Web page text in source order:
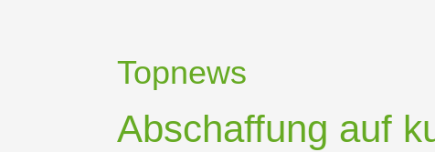
Topnews
Abschaffung auf